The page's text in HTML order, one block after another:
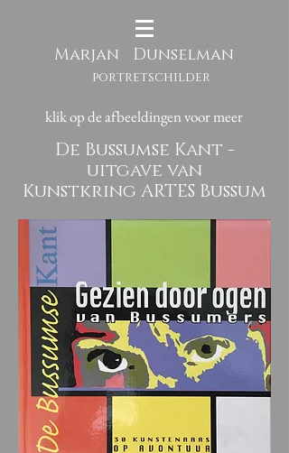
Marjan Dunselman
portretschilder
klik op de afbeeldingen voor meer
De Bussumse Kant -
uitgave van
Kunstkring ARTES Bussum